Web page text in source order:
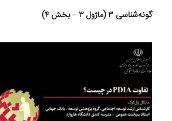
گونه‌شناسی ۳ (ماژول ۳ – بخش ۴)